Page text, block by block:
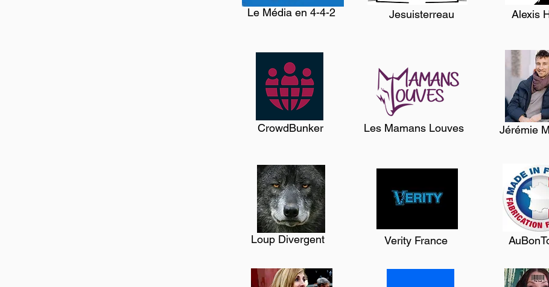
Le Média en 4-4-2 Jesuisterreau Alexis
CrowdBunker Les Mamans Louves Jérémie
Loup Divergent Verity France